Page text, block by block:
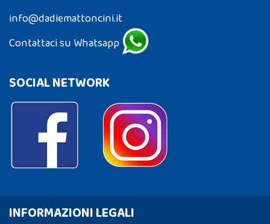
info@dadiemattoncini.it
Contattaci su Whatsapp
SOCIAL NETWORK
INFORMAZIONI LEGALI